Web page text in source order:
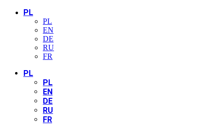
PL
PL
EN
DE
RU
FR
PL
PL
EN
DE
RU
FR